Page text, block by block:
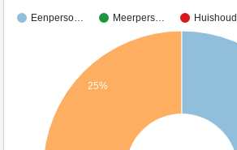
Eenperso… Meerpers…
25%